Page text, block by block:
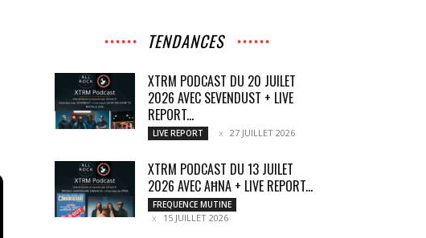
TENDANCES
XTRM PODCAST DU 20 JUILET
2026 AVEC SEVENDUST + LIVE
REPORT...
LIVE REPORT 27 JUILLET 2026
XTRM PODCAST DU 13 JUILET
2026 AVEC AĦNA + LIVE REPORT...
FREQUENCE MUTINE
15 JUILLET 2026